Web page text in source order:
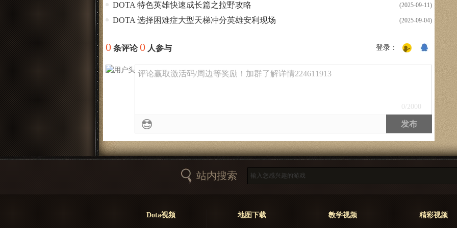
(2025-09-11)
DOTA 特色英雄快速成长篇之拉野攻略
(2025-09-04)
DOTA 选择困难症大型天梯冲分英雄安利现场
0 条评论0 人参与 登录：
评论赢取激活码/周边等奖励！加群了解详情224611913
0 /2000
发布
站内搜索
Dota视频 地图下载 教学视频 精彩视频